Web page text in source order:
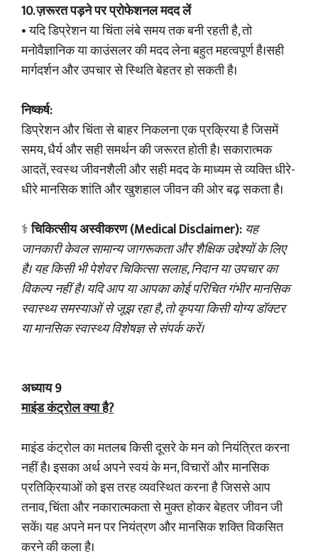
10. ज़रूरत पड़ने पर प्रोफेशनल मदद लें
• यदि डिप्रेशन या चिंता लंबे समय तक बनी रहती है, तो
मनोवैज्ञानिक या काउंसलर की मदद लेना बहुत महत्वपूर्ण है।सही
मार्गदर्शन और उपचार से स्थिति बेहतर हो सकती है।
निष्कर्ष:
डिप्रेशन और चिंता से बाहर निकलना एक प्रक्रिया है जिसमें
समय, धैर्य और सही समर्थन की जरूरत होती है। सकारात्मक
आदतें, स्वस्थ जीवनशैली और सही मदद के माध्यम से व्यक्ति धीरे-
धीरे मानसिक शांति और खुशहाल जीवन की ओर बढ़ सकता है।
⚕️चिकित्सीय अस्वीकरण (Medical Disclaimer): यह
जानकारी केवल सामान्य जागरूकता और शैक्षिक उद्देश्यों के लिए
है। यह किसी भी पेशेवर चिकित्सा सलाह, निदान या उपचार का
विकल्प नहीं है। यदि आप या आपका कोई परिचित गंभीर मानसिक
स्वास्थ्य समस्याओं से जूझ रहा है, तो कृपया किसी योग्य डॉक्टर
या मानसिक स्वास्थ्य विशेषज्ञ से संपर्क करें।
अध्याय 9
माइंड कंट्रोल क्या है?
माइंड कंट्रोल का मतलब किसी दूसरे के मन को नियंत्रित करना
नहीं है। इसका अर्थ अपने स्वयं के मन, विचारों और मानसिक
प्रतिक्रियाओं को इस तरह व्यवस्थित करना है जिससे आप
तनाव, चिंता और नकारात्मकता से मुक्त होकर बेहतर जीवन जी
सकें। यह अपने मन पर नियंत्रण और मानसिक शक्ति विकसित
करने की कला है।